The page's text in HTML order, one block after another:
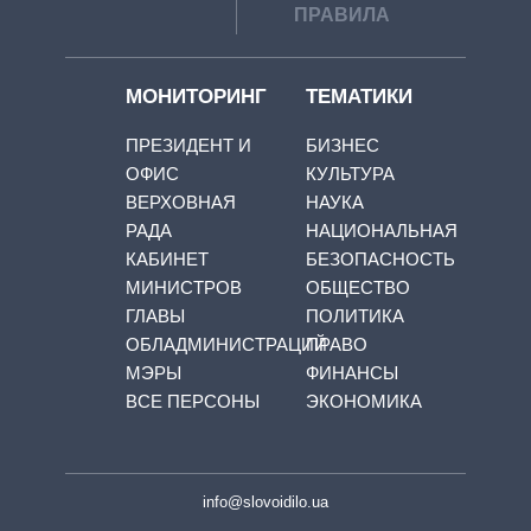
ПРАВИЛА
МОНИТОРИНГ
ПРЕЗИДЕНТ И
ОФИС
ВЕРХОВНАЯ
РАДА
КАБИНЕТ
МИНИСТРОВ
ГЛАВЫ
ОБЛАДМИНИСТРАЦИЙ
МЭРЫ
ВСЕ ПЕРСОНЫ
ТЕМАТИКИ
БИЗНЕС
КУЛЬТУРА
НАУКА
НАЦИОНАЛЬНАЯ
БЕЗОПАСНОСТЬ
ОБЩЕСТВО
ПОЛИТИКА
ПРАВО
ФИНАНСЫ
ЭКОНОМИКА
info@slovoidilo.ua